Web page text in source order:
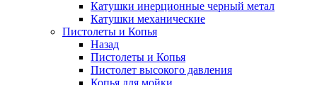
Катушки инерционные черный метал
Катушки механические
Пистолеты и Копья
Назад
Пистолеты и Копья
Пистолет высокого давления
Копья для мойки